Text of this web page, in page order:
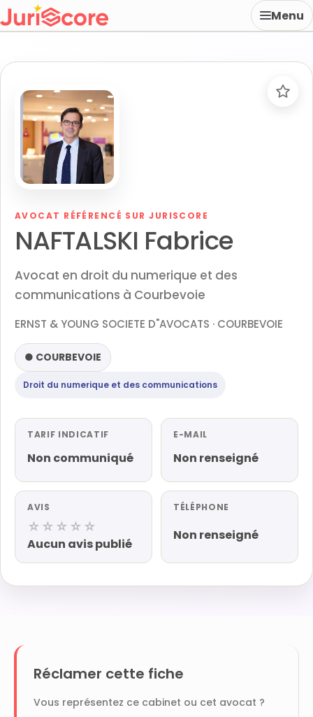
Menu
AVOCAT RÉFÉRENCÉ SUR JURISCORE
NAFTALSKI Fabrice
Avocat en droit du numerique et des
communications à Courbevoie
ERNST & YOUNG SOCIETE D"AVOCATS · COURBEVOIE
● COURBEVOIE
Droit du numerique et des communications
TARIF INDICATIF
Non communiqué
E-MAIL
Non renseigné
AVIS
☆☆☆☆☆
Aucun avis publié
TÉLÉPHONE
Non renseigné
Réclamer cette fiche
Vous représentez ce cabinet ou cet avocat ?